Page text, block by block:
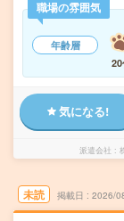
職場の雰囲気
年齢層
気になる!
派遣会社
未読 掲載日 2026/